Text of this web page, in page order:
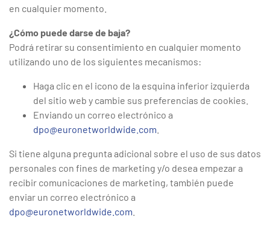
en cualquier momento.
¿Cómo puede darse de baja?
Podrá retirar su consentimiento en cualquier momento
utilizando uno de los siguientes mecanismos:
Haga clic en el icono de la esquina inferior izquierda
del sitio web y cambie sus preferencias de cookies.
Enviando un correo electrónico a
dpo@euronetworldwide.com
Si tiene alguna pregunta adicional sobre el uso de sus datos
personales con fines de marketing y/o desea empezar a
recibir comunicaciones de marketing, también puede
enviar un correo electrónico a
dpo@euronetworldwide.com